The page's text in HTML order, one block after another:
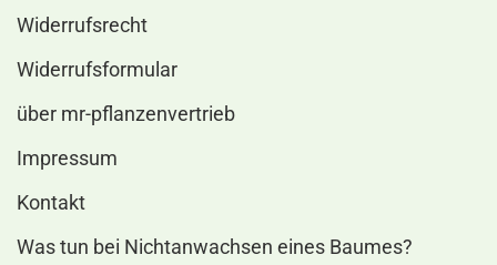
Widerrufsrecht
Widerrufsformular
über mr-pflanzenvertrieb
Impressum
Kontakt
Was tun bei Nichtanwachsen eines Baumes?